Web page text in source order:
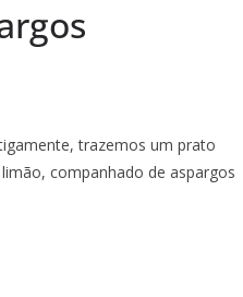
trazemos um prato
companhado de aspargos